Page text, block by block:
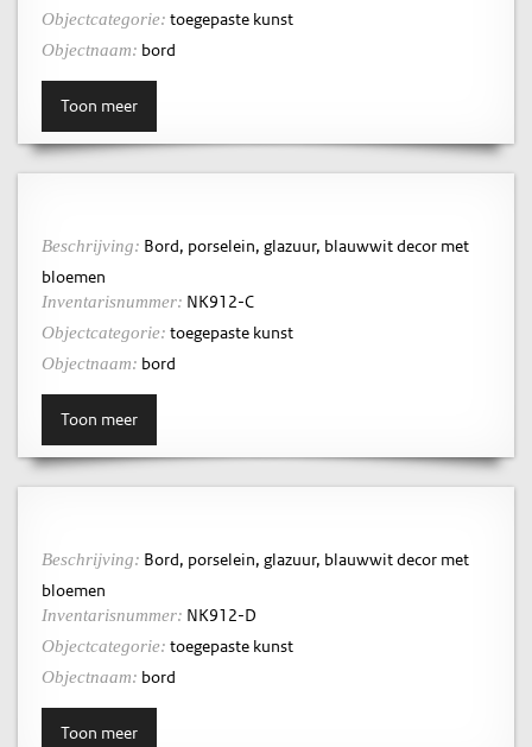
Objectcategorie: toegepaste kunst
Objectnaam: bord
Toon meer
Beschrijving: Bord, porselein, glazuur, blauwwit decor met
bloemen
Inventarisnummer: NK912-C
Objectcategorie: toegepaste kunst
Objectnaam: bord
Toon meer
Beschrijving: Bord, porselein, glazuur, blauwwit decor met
bloemen
Inventarisnummer: NK912-D
Objectcategorie: toegepaste kunst
Objectnaam: bord
Toon meer